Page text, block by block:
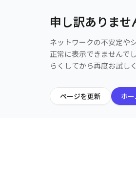
申し訳ありま
ネットワークの不安定や
正常に表示できませんで
らくしてから再度お試し
ページを更新 ホ